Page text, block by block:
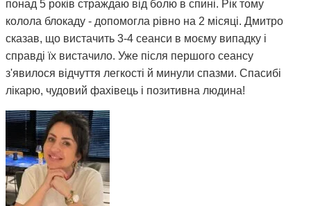
понад 5 років страждаю від болю в спині. Рік тому
колола блокаду - допомогла рівно на 2 місяці. Дмитро
сказав, що вистачить 3-4 сеанси в моєму випадку і
справді їх вистачило. Уже після першого сеансу
з'явилося відчуття легкості й минули спазми. Спасибі
лікарю, чудовий фахівець і позитивна людина!